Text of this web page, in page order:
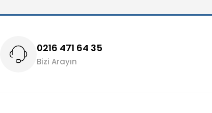
Gönder
0216 471 64 35
Bizi Arayın